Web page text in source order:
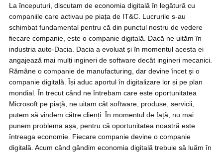
La începuturi, discutam de economia digitală în legătură cu
companiile care activau pe piața de IT&C. Lucrurile s-au
schimbat fundamental pentru că din punctul nostru de vedere
fiecare companie, este o companie digitală. Dacă ne uităm în
industria auto-Dacia. Dacia a evoluat și în momentul acesta ei
angajează mai mulți ingineri de software decât ingineri mecanici.
Rămâne o companie de manufacturing, dar devine încet și o
companie digitală. Își aduc aportul în digitalizare lor și pe plan
mondial. În trecut când ne întrebam care este oportunitatea
Microsoft pe piață, ne uitam cât software, produse, servicii,
putem să vindem către clienți. În momentul de față, nu mai
punem problema așa, pentru că oportunitatea noastră este
întreaga economie. Fiecare companie devine o companie
digitală. Acum când gândim economia digitală trebuie să luăm în